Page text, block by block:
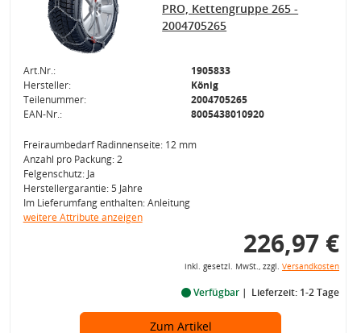
PRO, Kettengruppe 265 -
2004705265
Art.Nr.:
1905833
Hersteller:
König
Teilenummer:
2004705265
EAN-Nr.:
8005438010920
Freiraumbedarf Radinnenseite: 12 mm
Anzahl pro Packung: 2
Felgenschutz: Ja
Herstellergarantie: 5 Jahre
Im Lieferumfang enthalten: Anleitung
weitere Attribute anzeigen
226,97 €
inkl. gesetzl. MwSt., zzgl. Versandkosten
Verfügbar Lieferzeit: 1-2 Tage
Zum Artikel